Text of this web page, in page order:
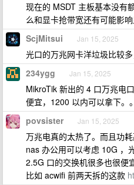
现在的 MSDT 主板基本没有
么和显卡抢带宽还有可能影
ScjMitsui Jan 15, 2025
光口的万兆网卡洋垃圾比较
234ygg Jan 15, 2025
MikroTik 新出的 4 口万兆电
便宜，1200 以内可以拿下。。
povsister Jan 15, 2025
万兆电真的太热了。而且功
nas 办公用可以考虑 10G ，
2.5G 口的交换机很多也很便
比如 acwifi 前两天拆的这款